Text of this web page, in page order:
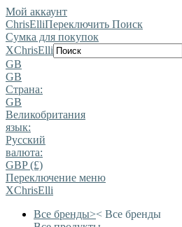
Мой аккаунт
ChrisElliПереключить Поиск
Сумка для покупок
XChrisElli
GB
GB
Страна:
GB
Великобритания
язык:
Pусский
валюта:
GBP (£)
Переключение меню
XChrisElli
Все бренды>< Все бренды